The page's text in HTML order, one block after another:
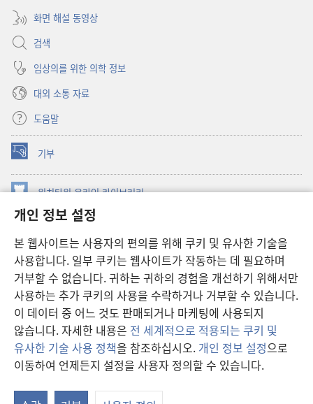
개인 정보 설정
본 웹사이트는 사용자의 편의를 위해 쿠키 및 유사한 기술을
사용합니다. 일부 쿠키는 웹사이트가 작동하는 데 필요하며
거부할 수 없습니다. 귀하는 귀하의 경험을 개선하기 위해서만
사용하는 추가 쿠키의 사용을 수락하거나 거부할 수 있습니다.
이 데이터 중 어느 것도 판매되거나 마케팅에 사용되지
않습니다. 자세한 내용은 전 세계적으로 적용되는 쿠키 및
유사한 기술 사용 정책을 참조하십시오. 개인 정보 설정으로
이동하여 언제든지 설정을 사용자 정의할 수 있습니다.
화면 해설 동영상
검색
임상의를 위한 의학 정보
대외 소통 자료
도움말
기부
(새로운
창
열기) 워치타워 온라인 라이브러리
창
JW Hub ®
창
열기) JW 라이브러리
워치타워 라이브러리
Copyright© 2026 Watch Tower Bible and Tract Society of Pennsylvania.
이용 약관| 개인 정보 보호 정책| 개인 정보 보호 설정